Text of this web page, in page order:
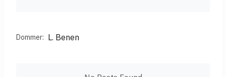
Dommer: L. Benen